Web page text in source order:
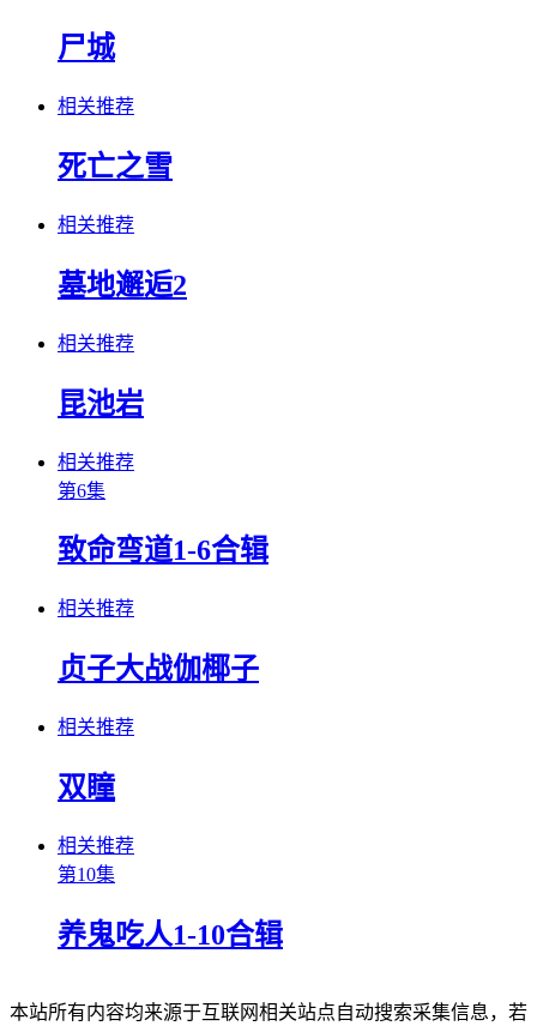
尸城
相关推荐
死亡之雪
相关推荐
墓地邂逅2
相关推荐
昆池岩
相关推荐
第6集
致命弯道1-6合辑
相关推荐
贞子大战伽椰子
相关推荐
双瞳
相关推荐
第10集
养鬼吃人1-10合辑
本站所有内容均来源于互联网相关站点自动搜索采集信息，若